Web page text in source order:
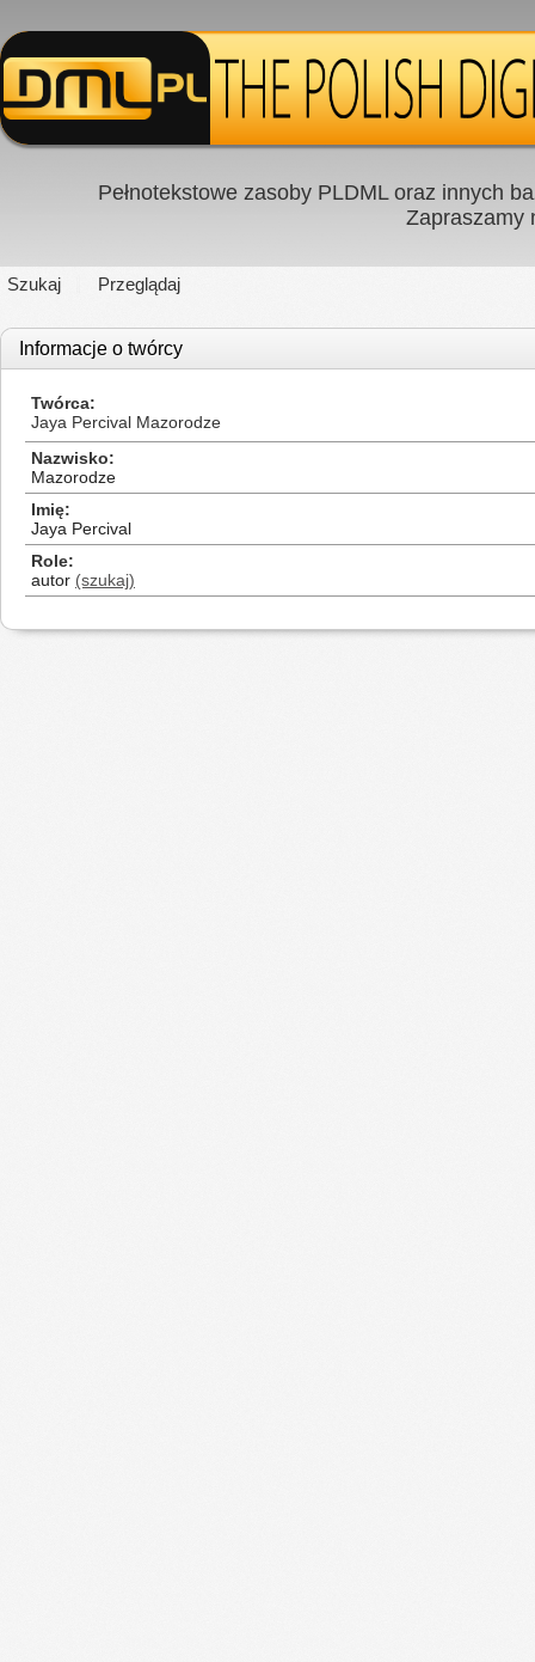
Pełnotekstowe zasoby PLDML oraz innych
Zapraszamy
Szukaj Przeglądaj
Informacje o twórcy
Twórca
Jaya Percival Mazorodze
Nazwisko
Mazorodze
Imię
Jaya Percival
Role
autor (szukaj)